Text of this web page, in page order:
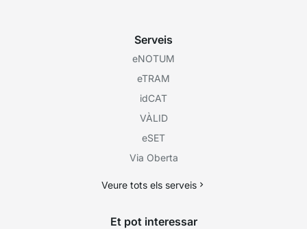
Serveis
eNOTUM
eTRAM
idCAT
VÀLID
eSET
Via Oberta
Veure tots els serveis
Et pot interessar